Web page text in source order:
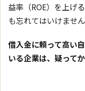
益率（ROE）を上げ
も忘れてはいけません
借入金に頼って高い
いる企業は、疑って